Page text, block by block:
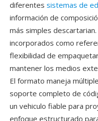
diferentes sistemas de
información de
más simples
incorporados como
flexibilidad de
mantener los medios
El formato maneja
soporte completo de
un vehiculo fiable para
enfoque estructurado